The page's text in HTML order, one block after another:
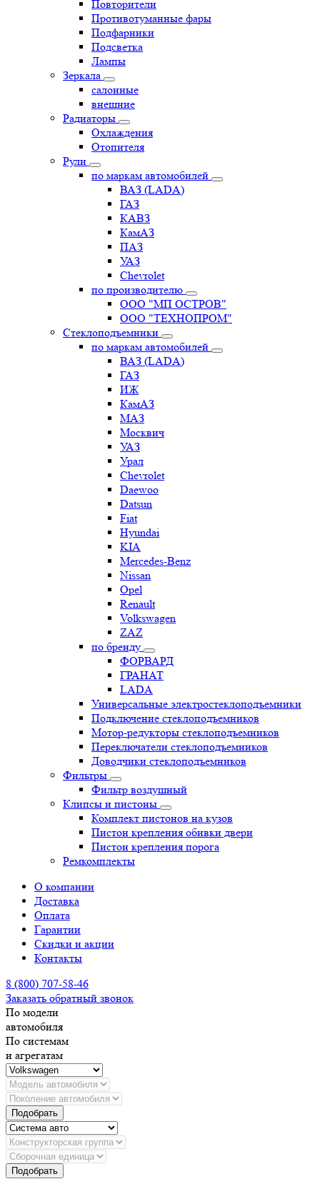
Повторители
Противотуманные фары
Подфарники
Подсветка
Лампы
Зеркала
салонные
внешние
Радиаторы
Охлаждения
Отопителя
Рули
по маркам автомобилей
ВАЗ (LADA)
ГАЗ
КАВЗ
КамАЗ
ПАЗ
УАЗ
Chevrolet
по производителю
ООО "МП ОСТРОВ"
ООО "ТЕХНОПРОМ"
Стеклоподъемники
по маркам автомобилей
ВАЗ (LADA)
ГАЗ
ИЖ
КамАЗ
МАЗ
Москвич
УАЗ
Урал
Chevrolet
Daewoo
Datsun
Fiat
Hyundai
KIA
Mercedes-Benz
Nissan
Opel
Renault
Volkswagen
ZAZ
по бренду
ФОРВАРД
ГРАНАТ
LADA
Универсальные электростеклоподъемники
Подключение стеклоподъемников
Мотор-редукторы стеклоподъемников
Переключатели стеклоподъемников
Доводчики стеклоподъемников
Фильтры
Фильтр воздушный
Клипсы и пистоны
Комплект пистонов на кузов
Пистон крепления обивки двери
Пистон крепления порога
Ремкомплекты
О компании
Доставка
Оплата
Гарантии
Скидки и акции
Контакты
8 (800) 707-58-46
Заказать обратный звонок
По модели
автомобиля
По системам
и агрегатам
Подобрать
Подобрать